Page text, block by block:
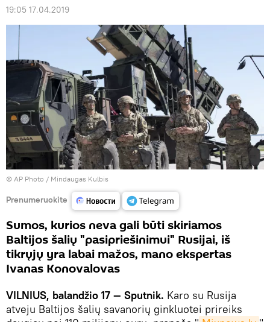
19:05 17.04.2019
© AP Photo / Mindaugas Kulbis
Prenumeruokite
Sumos, kurios neva gali būti skiriamos
Baltijos šalių "pasipriešinimui" Rusijai, iš
tikrųjų yra labai mažos, mano ekspertas
Ivanas Konovalovas
VILNIUS, balandžio 17 — Sputnik. Karo su Rusija
atveju Baltijos šalių savanorių ginkluotei prireiks